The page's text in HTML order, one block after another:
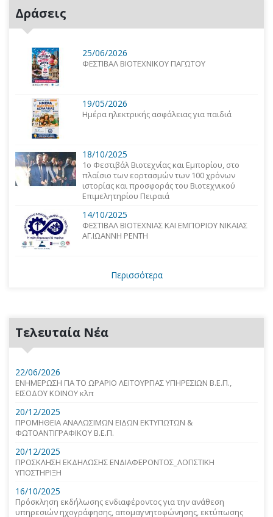
Δράσεις
25/06/2026
ΦΕΣΤΙΒΑΛ ΒΙΟΤΕΧΝΙΚΟΥ ΠΑΓΩΤΟΥ
19/05/2026
Ημέρα ηλεκτρικής ασφάλειας για παιδιά
18/10/2025
1o Φεστιβάλ Βιοτεχνίας και Εμπορίου, στο
πλαίσιο των εορτασμών των 100 χρόνων
ιστορίας και προσφοράς του Βιοτεχνικού
Επιμελητηρίου Πειραιά
14/10/2025
ΦΕΣΤΙΒΑΛ ΒΙΟΤΕΧΝΙΑΣ ΚΑΙ ΕΜΠΟΡΙΟΥ ΝΙΚΑΙΑΣ
ΑΓ.ΙΩΑΝΝΗ ΡΕΝΤΗ
Περισσότερα
Τελευταία Νέα
22/06/2026
ΕΝΗΜΕΡΩΣΗ ΓΙΑ ΤΟ ΩΡΑΡΙΟ ΛΕΙΤΟΥΡΓΙΑΣ ΥΠΗΡΕΣΙΩΝ Β.Ε.Π.,
ΕΙΣΟΔΟΥ ΚΟΙΝΟΥ κλπ
20/12/2025
ΠΡΟΜΗΘΕΙΑ ΑΝΑΛΩΣΙΜΩΝ ΕΙΔΩΝ ΕΚΤΥΠΩΤΩΝ &
ΦΩΤΟΑΝΤΙΓΡΑΦΙΚΟΥ Β.Ε.Π.
20/12/2025
ΠΡΟΣΚΛΗΣΗ ΕΚΔΗΛΩΣΗΣ ΕΝΔΙΑΦΕΡΟΝΤΟΣ_ΛΟΓΙΣΤΙΚΗ
ΥΠΟΣΤΗΡΙΞΗ
16/10/2025
Πρόσκληση εκδήλωσης ενδιαφέροντος για την ανάθεση
υπηρεσιών ηχογράφησης, απομαγνητοφώνησης, εκτύπωσης